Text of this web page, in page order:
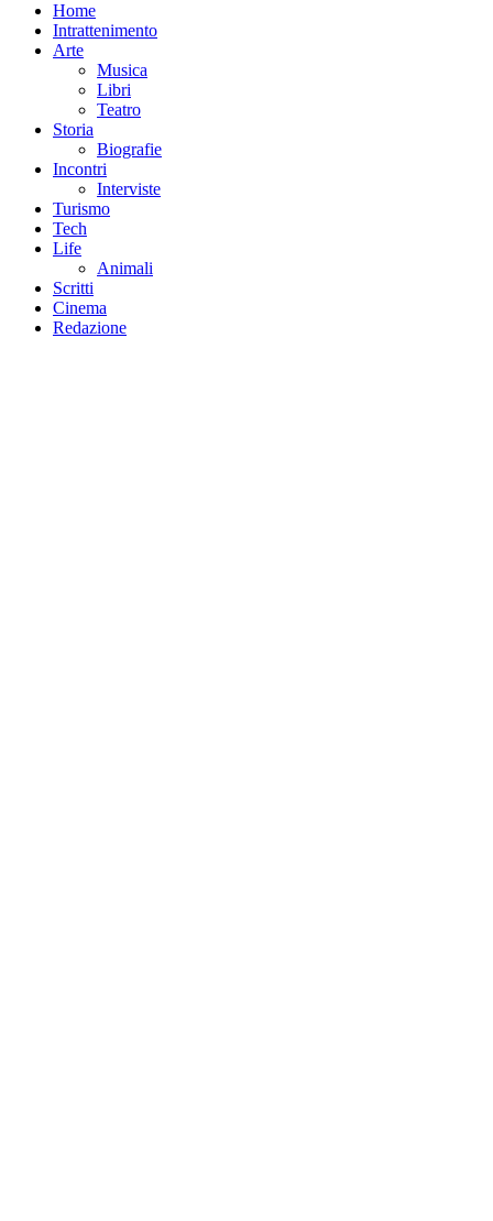
Home
Intrattenimento
Arte
Musica
Libri
Teatro
Storia
Biografie
Incontri
Interviste
Turismo
Tech
Life
Animali
Scritti
Cinema
Redazione